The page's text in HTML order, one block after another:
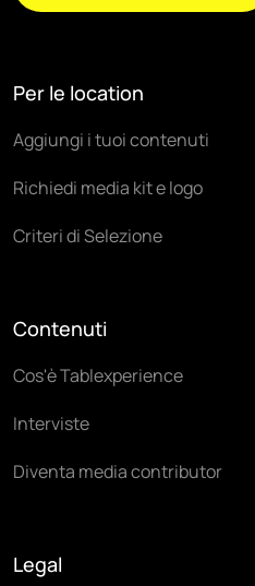
Per le location
Aggiungi i tuoi contenuti
Richiedi media kit e logo
Criteri di Selezione
Contenuti
Cos'è Tablexperience
Interviste
Diventa media contributor
Legal